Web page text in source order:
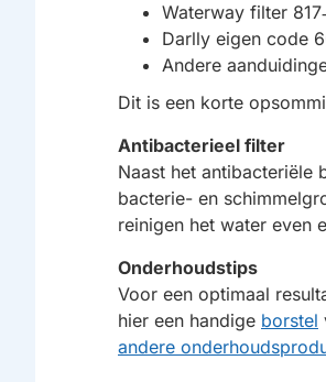
Waterway filter
Darlly eigen code
Andere
Dit is een korte
Antibacterieel filter
Naast het antibacteriële
bacterie- en
reinigen het water even
Onderhoudstips
Voor een optimaal
hier een handige borstel
andere